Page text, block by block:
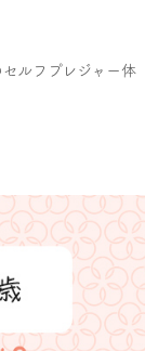
ルフプレジャー体